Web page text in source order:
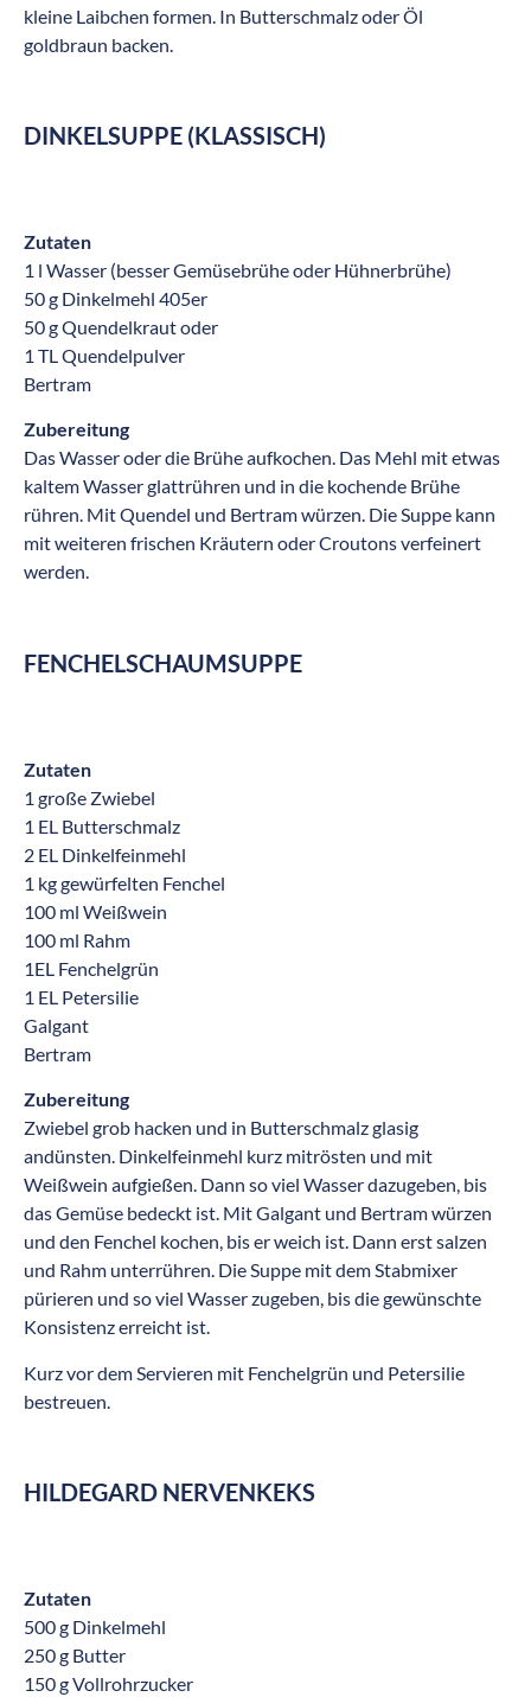
kleine Laibchen formen. In Butterschmalz oder Öl
goldbraun backen.
DINKELSUPPE (KLASSISCH)
Zutaten
1 l Wasser (besser Gemüsebrühe oder Hühnerbrühe)
50 g Dinkelmehl 405er
50 g Quendelkraut oder
1 TL Quendelpulver
Bertram
Zubereitung
Das Wasser oder die Brühe aufkochen. Das Mehl mit etwas
kaltem Wasser glattrühren und in die kochende Brühe
rühren. Mit Quendel und Bertram würzen. Die Suppe kann
mit weiteren frischen Kräutern oder Croutons verfeinert
werden.
FENCHELSCHAUMSUPPE
Zutaten
1 große Zwiebel
1 EL Butterschmalz
2 EL Dinkelfeinmehl
1 kg gewürfelten Fenchel
100 ml Weißwein
100 ml Rahm
1EL Fenchelgrün
1 EL Petersilie
Galgant
Bertram
Zubereitung
Zwiebel grob hacken und in Butterschmalz glasig
andünsten. Dinkelfeinmehl kurz mitrösten und mit
Weißwein aufgießen. Dann so viel Wasser dazugeben, bis
das Gemüse bedeckt ist. Mit Galgant und Bertram würzen
und den Fenchel kochen, bis er weich ist. Dann erst salzen
und Rahm unterrühren. Die Suppe mit dem Stabmixer
pürieren und so viel Wasser zugeben, bis die gewünschte
Konsistenz erreicht ist.
Kurz vor dem Servieren mit Fenchelgrün und Petersilie
bestreuen.
HILDEGARD NERVENKEKS
Zutaten
500 g Dinkelmehl
250 g Butter
150 g Vollrohrzucker